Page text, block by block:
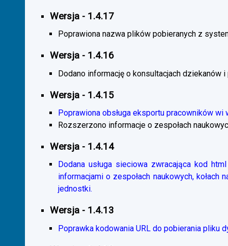
Wersja - 1.4.17
Poprawiona nazwa plików pobieranych z
Wersja - 1.4.16
Dodano informację o konsultacjach dziekanów
Wersja - 1.4.15
Poprawiona obsługa eksportu pracowników wi
Rozszerzono informacje o zespołach
Wersja - 1.4.14
Dodana usługa sieciowa zwracająca kod
informacjami o zespołach naukowych,
jednostki.
Wersja - 1.4.13
Poprawka kodowania URL do pobierania pliku